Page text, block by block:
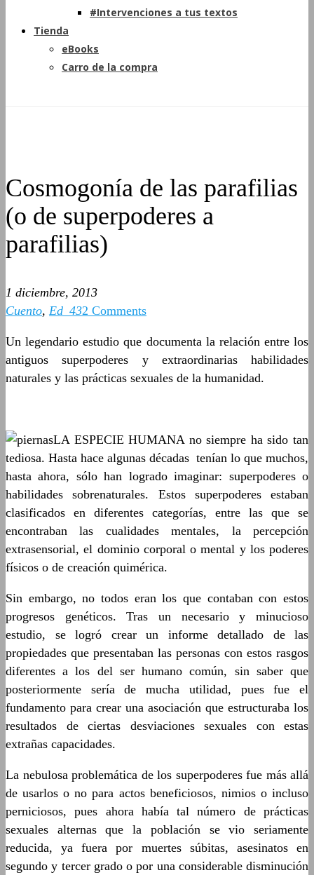
#Intervenciones a tus textos
Tienda
eBooks
Carro de la compra
Cosmogonía de las parafilias
(o de superpoderes a
parafilias)
1 diciembre, 2013
Cuento, Ed_432 Comments
Un legendario estudio que documenta la relación entre los
antiguos superpoderes y extraordinarias habilidades
naturales y las prácticas sexuales de la humanidad.
LA ESPECIE HUMANA no siempre ha sido tan
tediosa. Hasta hace algunas décadas tenían lo que muchos,
hasta ahora, sólo han logrado imaginar: superpoderes o
habilidades sobrenaturales. Estos superpoderes estaban
clasificados en diferentes categorías, entre las que se
encontraban las cualidades mentales, la percepción
extrasensorial, el dominio corporal o mental y los poderes
físicos o de creación quimérica.
Sin embargo, no todos eran los que contaban con estos
progresos genéticos. Tras un necesario y minucioso
estudio, se logró crear un informe detallado de las
propiedades que presentaban las personas con estos rasgos
diferentes a los del ser humano común, sin saber que
posteriormente sería de mucha utilidad, pues fue el
fundamento para crear una asociación que estructuraba los
resultados de ciertas desviaciones sexuales con estas
extrañas capacidades.
La nebulosa problemática de los superpoderes fue más allá
de usarlos o no para actos beneficiosos, nimios o incluso
perniciosos, pues ahora había tal número de prácticas
sexuales alternas que la población se vio seriamente
reducida, ya fuera por muertes súbitas, asesinatos en
segundo y tercer grado o por una considerable disminución